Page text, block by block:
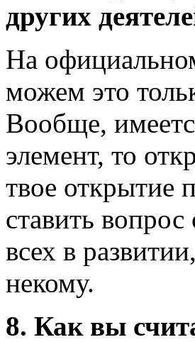
других
На
можем это
Вообще,
элемент, то
твое открытие
ставить
всех в
некому.
8. Как вы